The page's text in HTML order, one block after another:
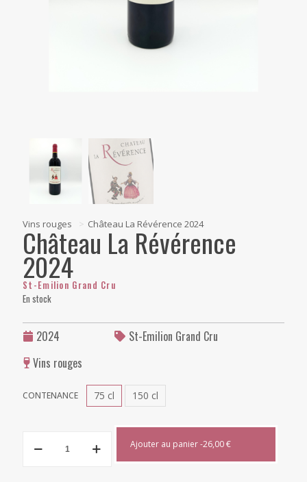
Vins rouges > Château La Révérence 2024
Château La Révérence
2024
St-Emilion Grand Cru
En stock
2024
St-Emilion Grand Cru
Vins rouges
CONTENANCE 75 cl 150 cl
Ajouter au panier -26,00€